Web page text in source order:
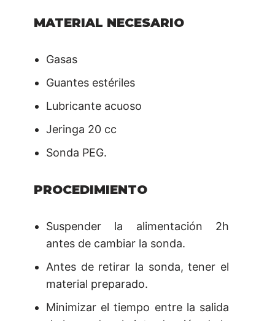
MATERIAL NECESARIO
Gasas
Guantes estériles
Lubricante acuoso
Jeringa 20 cc
Sonda PEG.
PROCEDIMIENTO
Suspender la alimentación 2h
antes de cambiar la sonda.
Antes de retirar la sonda, tener el
material preparado.
Minimizar el tiempo entre la salida